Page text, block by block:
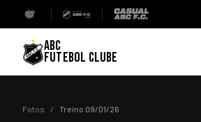
ABC
FUTEBOL CLUBE
Fotos / Treino 09/01/26